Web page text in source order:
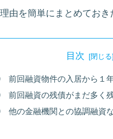
由を簡単にまとめておき
目次
回融資物件の入居から１
回融資の残債がまだ多く
の金融機関との協調融資